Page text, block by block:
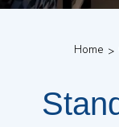
Home